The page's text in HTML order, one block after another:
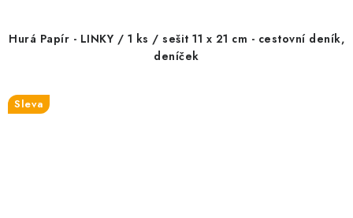
Hurá Papír - LINKY / 1 ks / sešit 11 x 21 cm - cestovní deník,
deníček
Sleva